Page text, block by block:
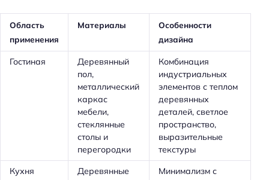
Область
применения
Материалы
Особенности
дизайна
Гостиная
Деревянный
пол,
металлический
каркас
мебели,
стеклянные
столы и
перегородки
Комбинация
индустриальных
элементов с теплом
деревянных
деталей, светлое
пространство,
выразительные
текстуры
Кухня
Деревянные
Минимализм с